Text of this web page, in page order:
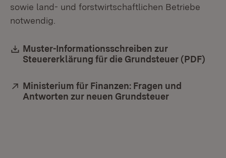
sowie land- und forstwirtschaftlichen Betriebe
notwendig.
Download:
Muster-Informationsschreiben zur
Steuererklärung für die Grundsteuer (PDF)
Extern:
Ministerium für Finanzen: Fragen und
Antworten zur neuen Grundsteuer